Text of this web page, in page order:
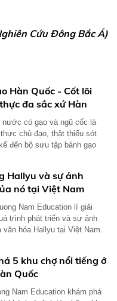
Cứu Đông Bắc Á)
Hàn Quốc - Cốt lõi
đa sắc xứ Hàn
nước có gạo và ngũ cốc là
chủ đạo, thật thiếu sót
đến bộ sưu tập bánh gạo
Hallyu và sự ảnh
nó tại Việt Nam
Nam Education lí giải
trình phát triển và sự ảnh
văn hóa Hallyu tại Việt Nam.
5 khu chợ nổi tiếng ở
Quốc
Nam Education khám phá